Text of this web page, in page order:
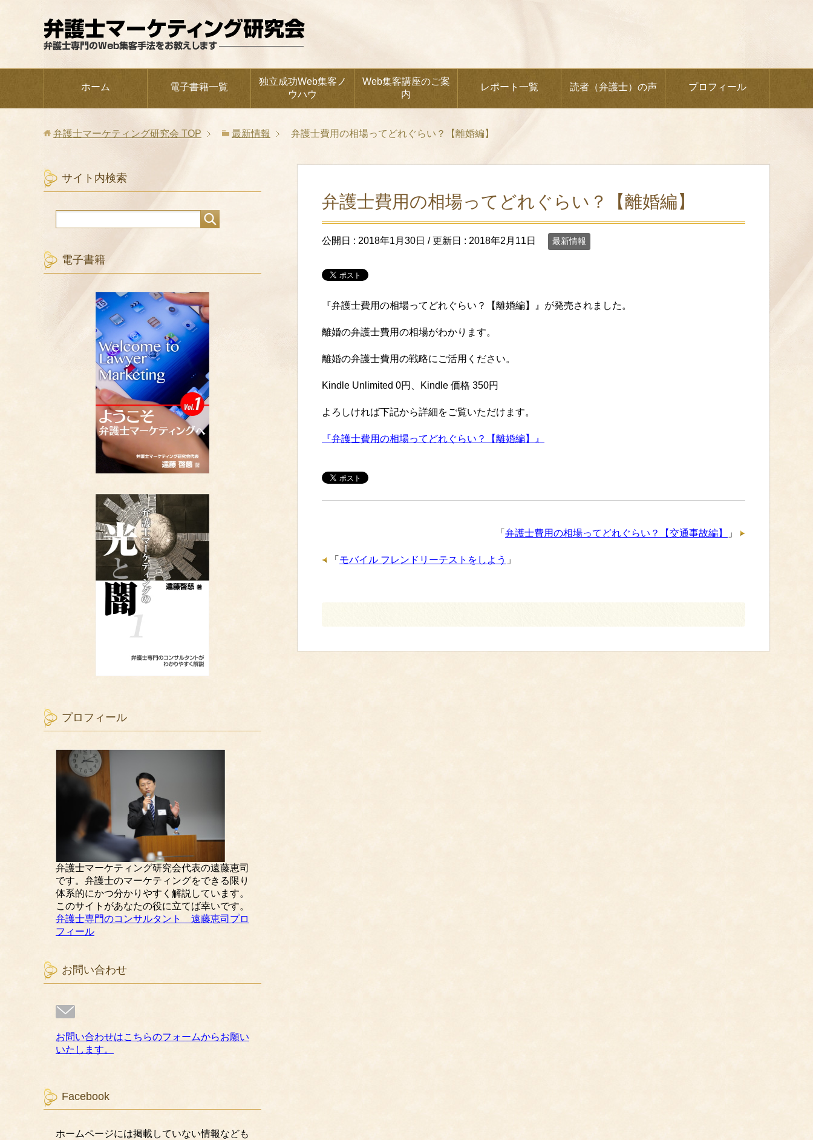
ホーム 電子書籍一覧
独立成功Web集客ノ
ウハウ
Web集客講座のご案
内
レポート一覧 読者（弁護士）の声 プロフィール
弁護士マーケティング研究会 TOP 最新情報 弁護士費用の相場ってどれぐらい？【離婚編】
弁護士費用の相場ってどれぐらい？【離婚編】
公開日 : 2018年1月30日 / 更新日 : 2018年2月11日 最新情報
『弁護士費用の相場ってどれぐらい？【離婚編】』が発売されました。
離婚の弁護士費用の相場がわかります。
離婚の弁護士費用の戦略にご活用ください。
Kindle Unlimited 0円、Kindle 価格 350円
よろしければ下記から詳細をご覧いただけます。
『弁護士費用の相場ってどれぐらい？【離婚編】』
「 弁護士費用の相場ってどれぐらい？【交通事故編】 」
「 モバイル フレンドリーテストをしよう 」
サイト内検索
電子書籍
プロフィール
弁護士マーケティング研究会代表の遠藤恵司
です。弁護士のマーケティングをできる限り
体系的にかつ分かりやすく解説しています。
このサイトがあなたの役に立てば幸いです。
弁護士専門のコンサルタント 遠藤恵司プロ
フィール
お問い合わせ
お問い合わせはこちらのフォームからお願い
いたします。
Facebook
ホームページには掲載していない情報なども